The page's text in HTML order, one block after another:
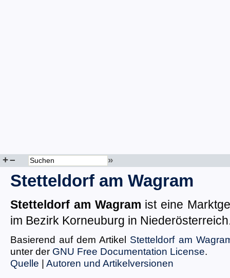
+– »
Stetteldorf am Wagram
Stetteldorf am Wagram ist eine
im Bezirk Korneuburg in
Basierend auf dem Artikel Stetteldorf am
unter der GNU Free Documentation License.
Quelle | Autoren und Artikelversionen